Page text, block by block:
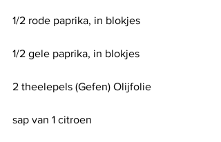
1/2 rode paprika, in blokjes
1/2 gele paprika, in blokjes
2 theelepels (Gefen) Olijfolie
sap van 1 citroen